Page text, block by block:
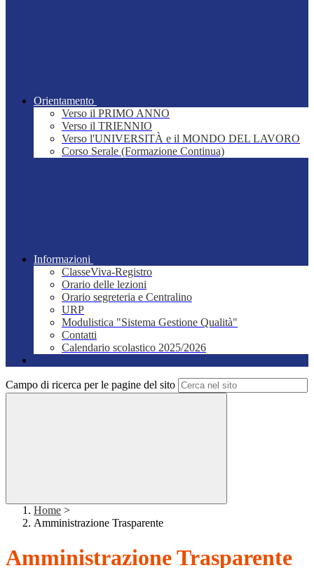
Orientamento
Verso il PRIMO ANNO
Verso il TRIENNIO
Verso l'UNIVERSITÀ e il MONDO DEL LAVORO
Corso Serale (Formazione Continua)
Informazioni
ClasseViva-Registro
Orario delle lezioni
Orario segreteria e Centralino
URP
Modulistica "Sistema Gestione Qualità"
Contatti
Calendario scolastico 2025/2026
Campo di ricerca per le pagine del sito
Home >
Amministrazione Trasparente
Amministrazione Trasparente